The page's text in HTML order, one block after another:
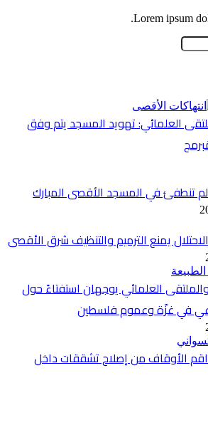
Lorem ipsum
العلمائي: تهويد المسجد يتم وفق
يمنع الترميم والتنظيف شرق الأقصى
العلمائي يوجهان استفتاءً حول
في غزّة وعموم فلسطين
الأوقاف من إصلاح تشققات داخل